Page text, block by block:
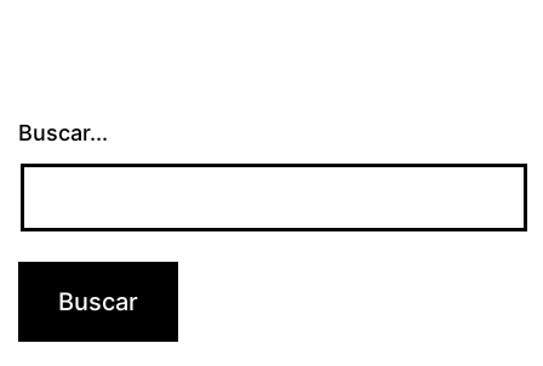
Buscar...